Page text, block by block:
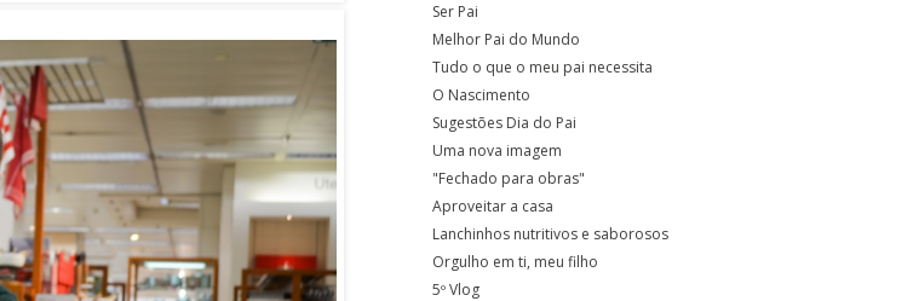
Ser Pai
Melhor Pai do Mundo
Tudo o que o meu pai necessita
O Nascimento
Sugestões Dia do Pai
Uma nova imagem
"Fechado para obras"
Aproveitar a casa
Lanchinhos nutritivos e saborosos
Orgulho em ti, meu filho
5º Vlog